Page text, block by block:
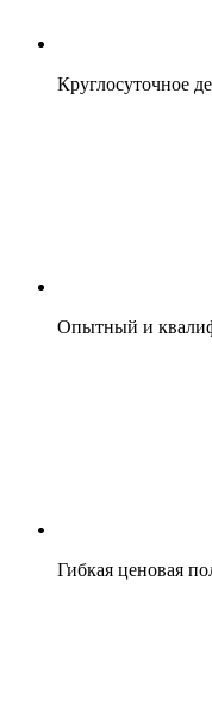
Круглосуточное
Опытный и
Гибкая ценовая